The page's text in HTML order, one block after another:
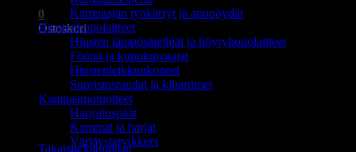
0
Ostoskori
Ostoskori on tyhjä.
Takaisin kauppaan
Kampaajan työkärryt ja apupöydät
Hiustenhoitolaitteet
Hiusten lämpösäteilijät ja höyryhoitolaitteet
Föönit ja kupukuivaajat
Hiustenleikkuukoneet
Suoristusraudat ja kihartimet
Kampaamotuotteet
Harjoituspäät
Kammat ja harjat
Värjäystarvikkeet